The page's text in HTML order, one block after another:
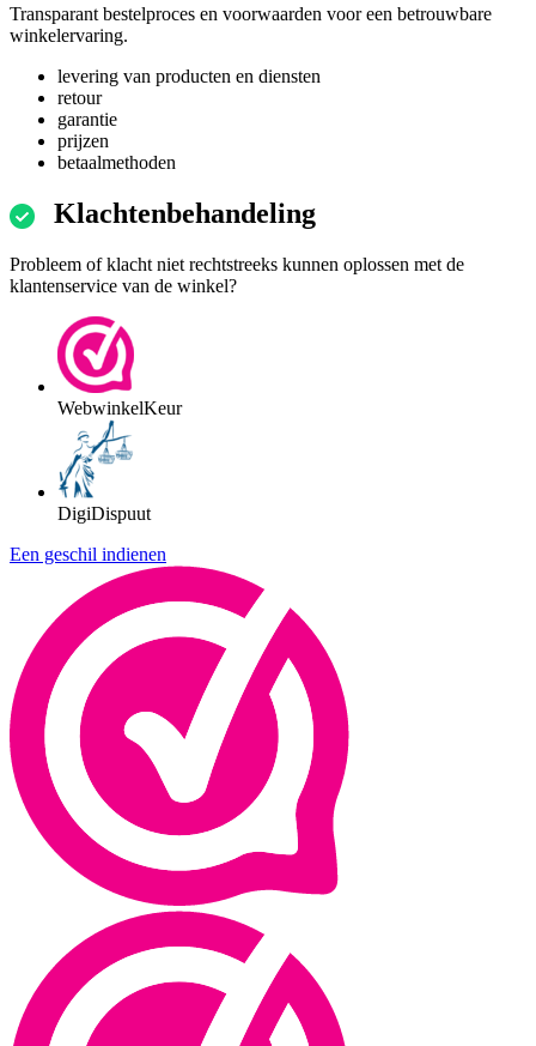
Transparant bestelproces en voorwaarden voor een betrouwbare
winkelervaring.
levering van producten en diensten
retour
garantie
prijzen
betaalmethoden
Klachtenbehandeling
Probleem of klacht niet rechtstreeks kunnen oplossen met de
klantenservice van de winkel?
WebwinkelKeur
DigiDispuut
Een geschil indienen